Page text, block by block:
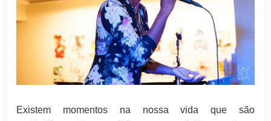
Existem momentos na nossa vida que são